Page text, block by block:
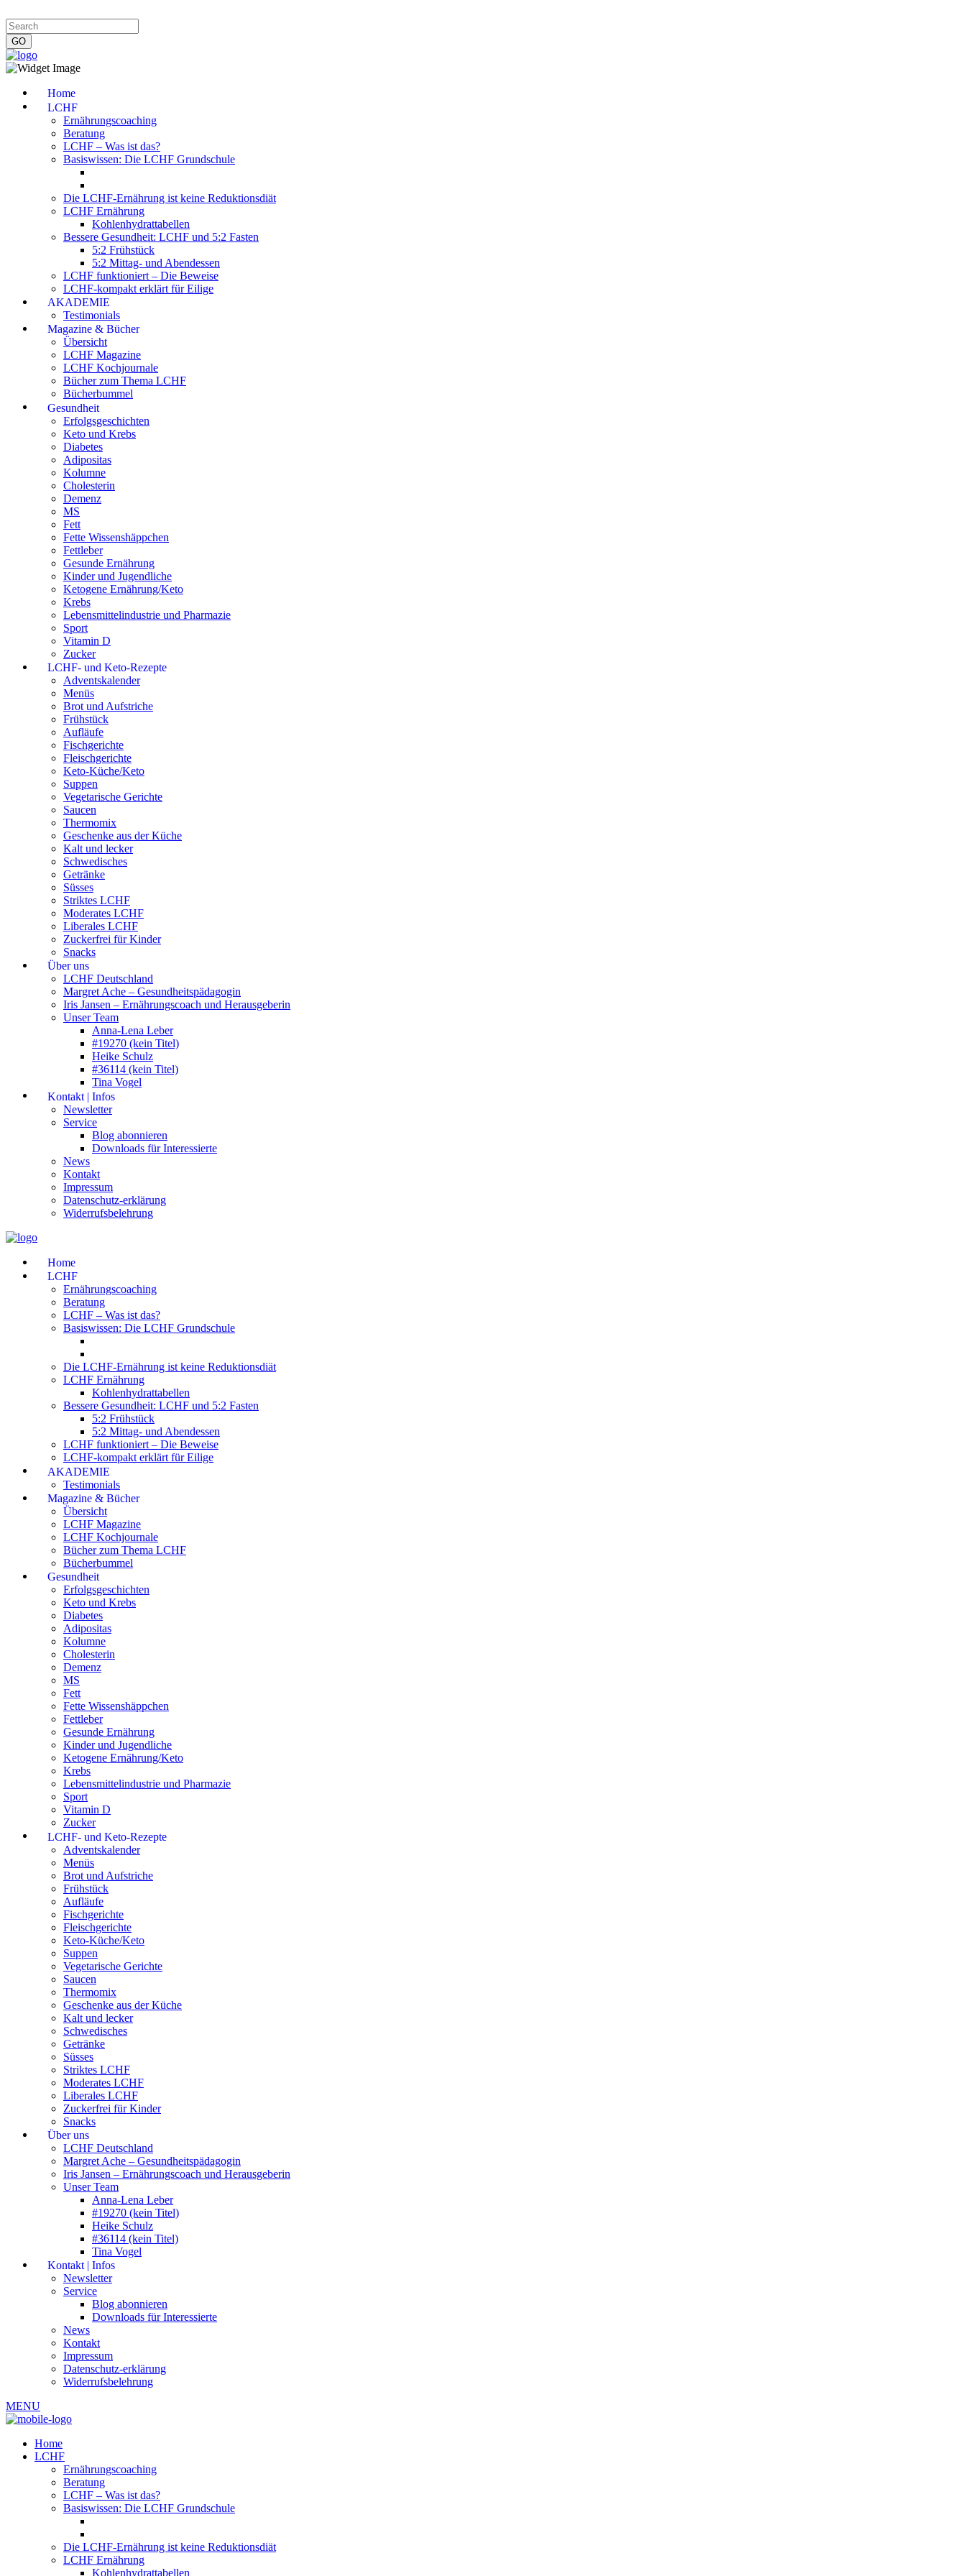
Home
LCHF
Ernährungscoaching
Beratung
LCHF – Was ist das?
Basiswissen: Die LCHF Grundschule
Die LCHF-Ernährung ist keine Reduktionsdiät
LCHF Ernährung
Kohlenhydrattabellen
Bessere Gesundheit: LCHF und 5:2 Fasten
5:2 Frühstück
5:2 Mittag- und Abendessen
LCHF funktioniert – Die Beweise
LCHF-kompakt erklärt für Eilige
AKADEMIE
Testimonials
Magazine & Bücher
Übersicht
LCHF Magazine
LCHF Kochjournale
Bücher zum Thema LCHF
Bücherbummel
Gesundheit
Erfolgsgeschichten
Keto und Krebs
Diabetes
Adipositas
Kolumne
Cholesterin
Demenz
MS
Fett
Fette Wissenshäppchen
Fettleber
Gesunde Ernährung
Kinder und Jugendliche
Ketogene Ernährung/Keto
Krebs
Lebensmittelindustrie und Pharmazie
Sport
Vitamin D
Zucker
LCHF- und Keto-Rezepte
Adventskalender
Menüs
Brot und Aufstriche
Frühstück
Aufläufe
Fischgerichte
Fleischgerichte
Keto-Küche/Keto
Suppen
Vegetarische Gerichte
Saucen
Thermomix
Geschenke aus der Küche
Kalt und lecker
Schwedisches
Getränke
Süsses
Striktes LCHF
Moderates LCHF
Liberales LCHF
Zuckerfrei für Kinder
Snacks
Über uns
LCHF Deutschland
Margret Ache – Gesundheitspädagogin
Iris Jansen – Ernährungscoach und Herausgeberin
Unser Team
Anna-Lena Leber
#19270 (kein Titel)
Heike Schulz
#36114 (kein Titel)
Tina Vogel
Kontakt | Infos
Newsletter
Service
Blog abonnieren
Downloads für Interessierte
News
Kontakt
Impressum
Datenschutz-erklärung
Widerrufsbelehrung
Home
LCHF
Ernährungscoaching
Beratung
LCHF – Was ist das?
Basiswissen: Die LCHF Grundschule
Die LCHF-Ernährung ist keine Reduktionsdiät
LCHF Ernährung
Kohlenhydrattabellen
Bessere Gesundheit: LCHF und 5:2 Fasten
5:2 Frühstück
5:2 Mittag- und Abendessen
LCHF funktioniert – Die Beweise
LCHF-kompakt erklärt für Eilige
AKADEMIE
Testimonials
Magazine & Bücher
Übersicht
LCHF Magazine
LCHF Kochjournale
Bücher zum Thema LCHF
Bücherbummel
Gesundheit
Erfolgsgeschichten
Keto und Krebs
Diabetes
Adipositas
Kolumne
Cholesterin
Demenz
MS
Fett
Fette Wissenshäppchen
Fettleber
Gesunde Ernährung
Kinder und Jugendliche
Ketogene Ernährung/Keto
Krebs
Lebensmittelindustrie und Pharmazie
Sport
Vitamin D
Zucker
LCHF- und Keto-Rezepte
Adventskalender
Menüs
Brot und Aufstriche
Frühstück
Aufläufe
Fischgerichte
Fleischgerichte
Keto-Küche/Keto
Suppen
Vegetarische Gerichte
Saucen
Thermomix
Geschenke aus der Küche
Kalt und lecker
Schwedisches
Getränke
Süsses
Striktes LCHF
Moderates LCHF
Liberales LCHF
Zuckerfrei für Kinder
Snacks
Über uns
LCHF Deutschland
Margret Ache – Gesundheitspädagogin
Iris Jansen – Ernährungscoach und Herausgeberin
Unser Team
Anna-Lena Leber
#19270 (kein Titel)
Heike Schulz
#36114 (kein Titel)
Tina Vogel
Kontakt | Infos
Newsletter
Service
Blog abonnieren
Downloads für Interessierte
News
Kontakt
Impressum
Datenschutz-erklärung
Widerrufsbelehrung
MENU
Home
LCHF
Ernährungscoaching
Beratung
LCHF – Was ist das?
Basiswissen: Die LCHF Grundschule
Die LCHF-Ernährung ist keine Reduktionsdiät
LCHF Ernährung
Kohlenhydrattabellen